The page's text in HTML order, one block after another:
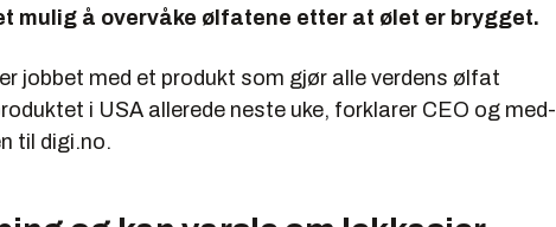
mulig å overvåke ølfatene etter at ølet er brygget.
jobbet med et produkt som gjør alle verdens ølfat
i USA allerede neste uke, forklarer CEO og med-
til digi.no.